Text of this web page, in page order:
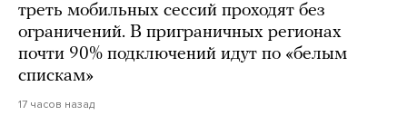
треть мобильных сессий проходят без
ограничений. В приграничных регионах
почти 90% подключений идут по «белым
спискам»
17 часов назад